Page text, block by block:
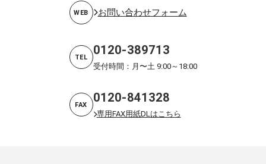
WEB お問い合わせフォーム
TEL 0120-389713
受付時間：月〜土 9:00～18:00
FAX 0120-841328
専用FAX用紙DLはこちら